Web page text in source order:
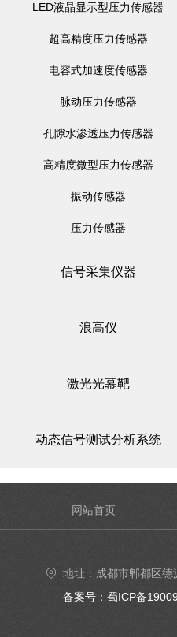
LED液晶显示型压力传感器
超高精度压力传感器
电容式加速度传感器
脉动压力传感器
孔隙水渗透压力传感器
高精度微型压力传感器
振动传感器
压力传感器
信号采集仪器
浪高仪
激光光幕靶
动态信号测试分析系统
网站首页
地址：成都市郫都区
街6号4楼402号室
备案号：蜀ICP备